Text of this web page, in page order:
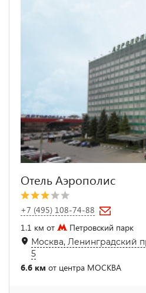
Отель Аэрополис
+7 (495) 108-74-88
1.1 км от
Петровский парк
Москва, Ленинградский
5
6.6 км от центра МОСКВА